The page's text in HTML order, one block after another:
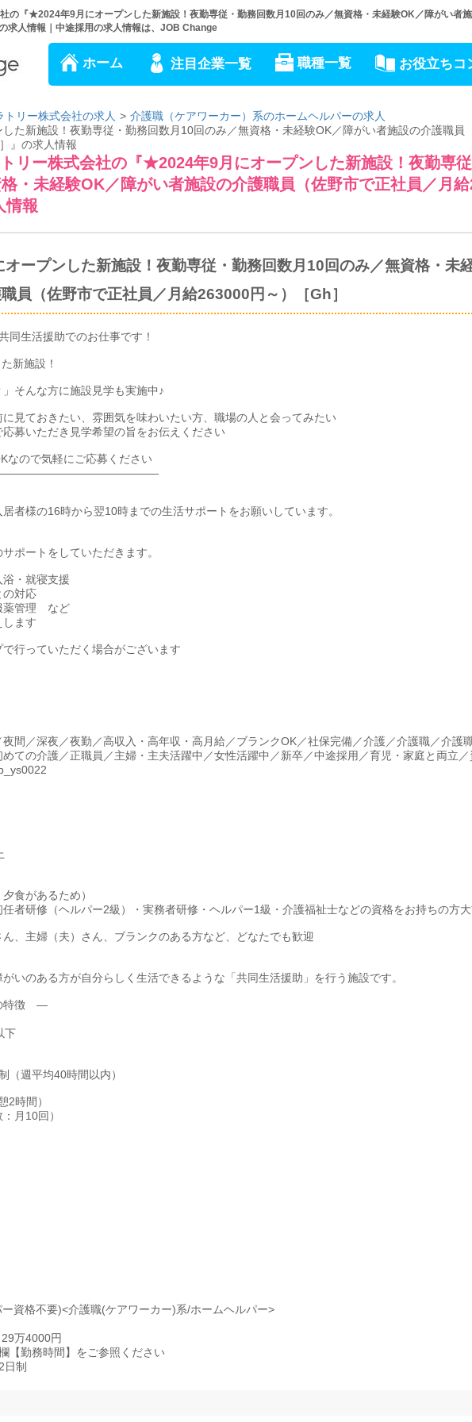
の『★2024年9月にオープンした新施設！夜勤専従・勤務回数月10回のみ／無資格・未経験OK／障がい者
求人情報｜中途採用の求人情報は、JOB Change
ホーム 注目企業一覧 職種一覧 お役立ちコ
リー株式会社の求人
介護職（ケアワーカー）系のホームヘルパーの求人
た新施設！夜勤専従・勤務回数月10回のみ／無資格・未経験OK／障がい者施設の介護職員
』の求人情報
リー株式会社の『★2024年9月にオープンした新施設！夜勤専
・未経験OK／障がい者施設の介護職員（佐野市で正社員／月給
情報
ープンした新施設！夜勤専従・勤務回数月10回のみ／無資格・未
員（佐野市で正社員／月給263000円～）［Gh］
同生活援助でのお仕事です！
新施設！
」そんな方に施設見学も実施中♪
見ておきたい、雰囲気を味わいたい方、職場の人と会ってみたい
募いただき見学希望の旨をお伝えください
なので気軽にご応募ください
者様の16時から翌10時までの生活サポートをお願いしています。
ポートをしていただきます。
浴・就寝支援
の対応
薬管理 など
ます
行っていただく場合がございます
間／深夜／夜勤／高収入・高年収・高月給／ブランクOK／社保完備／介護／介護職／介護
ての介護／正職員／主婦・主夫活躍中／女性活躍中／新卒／中途採用／育児・家庭と両立
食があるため）
任者研修（ヘルパー2級）・実務者研修・ヘルパー1級・介護福祉士などの資格をお持ちの方
、主婦（夫）さん、ブランクのある方など、どなたでも歓迎
いのある方が自分らしく生活できるような「共同生活援助」を行う施設です。
特徴 ―
下
（週平均40時間以内）
2時間）
月10回）
資格不要)<介護職(ケアワーカー)系/ホームヘルパー>
万4000円
【勤務時間】をご参照ください
日制